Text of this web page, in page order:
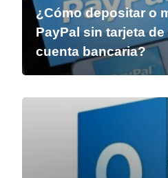
¿Cómo depositar o
PayPal sin tarjeta
cuenta bancaria?